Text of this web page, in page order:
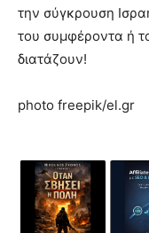
την σύγκρουση
του συμφέροντα ή
διατάζουν!
photo freepik/el.gr